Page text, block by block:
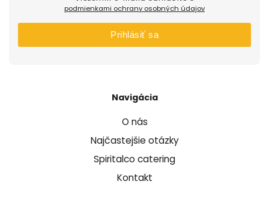
Navigácia
O nás
Najčastejšie otázky
Spiritalco catering
Kontakt
podmienkami ochrany osobných údajov
Prihlásiť sa